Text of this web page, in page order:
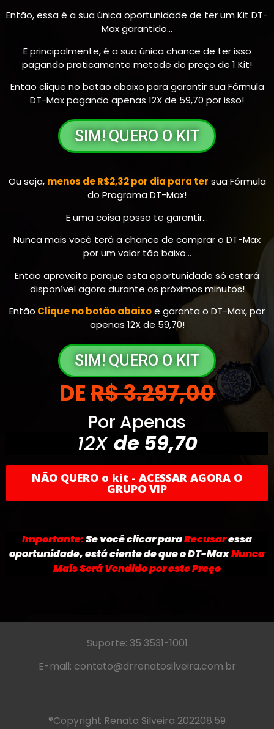
Então, essa é a sua única oportunidade de ter um Kit DT-
Max garantido…
E principalmente, é a sua única chance de ter isso
pagando praticamente metade do preço de 1 Kit!
Então clique no botão abaixo para garantir sua Fórmula
DT-Max pagando apenas 12X de 59,70 por isso!
SIM! QUERO O KIT
Ou seja, menos de R$2,32 por dia para ter sua Fórmula
do Programa DT-Max!
E uma coisa posso te garantir…
Nunca mais você terá a chance de comprar o DT-Max
por um valor tão baixo…
Então aproveita porque esta oportunidade só estará
disponível agora durante os próximos minutos!
Então Clique no botão abaixoe garanta o DT-Max, por
apenas 12X de 59,70!
SIM! QUERO O KIT
DER$ 3.297,00
Por Apenas
12X de 59,70
NÃO QUERO o kit - ACESSAR AGORA O
GRUPO VIP
Importante:Se você clicar paraRecusaressa
oportunidade, está ciente de que o DT-MaxNunca
Mais Será Vendido por este Preço
Suporte: 35 3531-1001
E-mail: contato@drrenatosilveira.com.br
®Copyright Renato Silveira 202208:59